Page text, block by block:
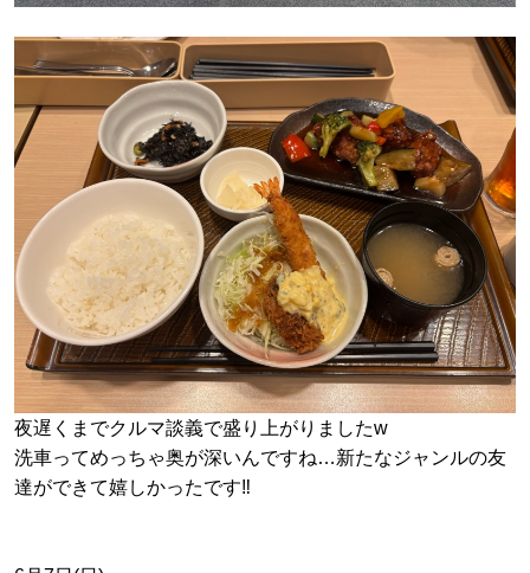
夜遅くまでクルマ談義で盛り上がりましたw
洗車ってめっちゃ奥が深いんですね…新たなジャンルの友
達ができて嬉しかったです‼︎